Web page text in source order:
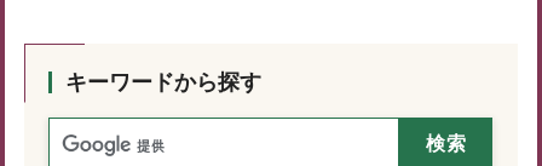
キーワードから探す